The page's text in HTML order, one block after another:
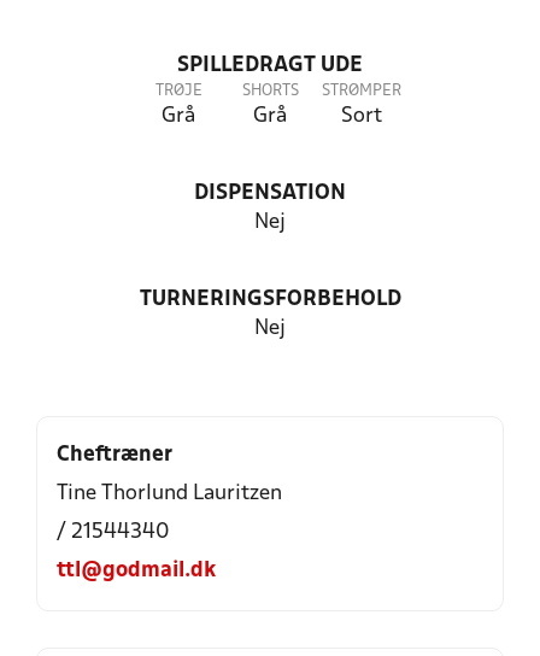
SPILLEDRAGT UDE
TRØJE
Grå
SHORTS
Grå
STRØMPER
Sort
DISPENSATION
Nej
TURNERINGSFORBEHOLD
Nej
Cheftræner
Tine Thorlund Lauritzen
/ 21544340
ttl@godmail.dk